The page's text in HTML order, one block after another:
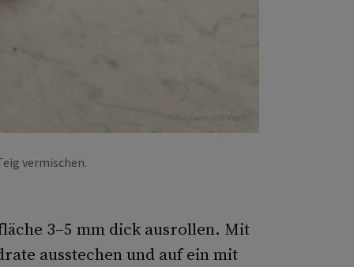
Foto: Eisenhut & Mayer
vermischen.
3–5 mm dick ausrollen. Mit
ausstechen und auf ein mit